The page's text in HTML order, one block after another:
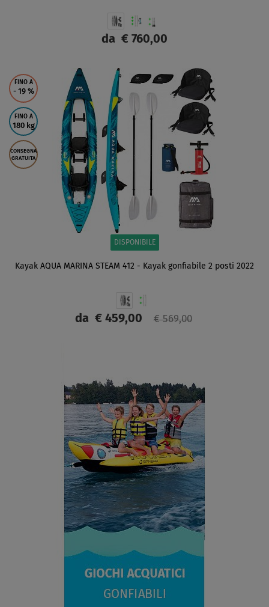
da € 760,00
SCHERMO
FINO A
- 19 %
FINO A
180 kg
CONSEGNA
GRATUITA
DISPONIBILE
Kayak AQUA MARINA STEAM 412 - Kayak gonfiabile 2 posti 2022
da€ 459,00 € 569,00